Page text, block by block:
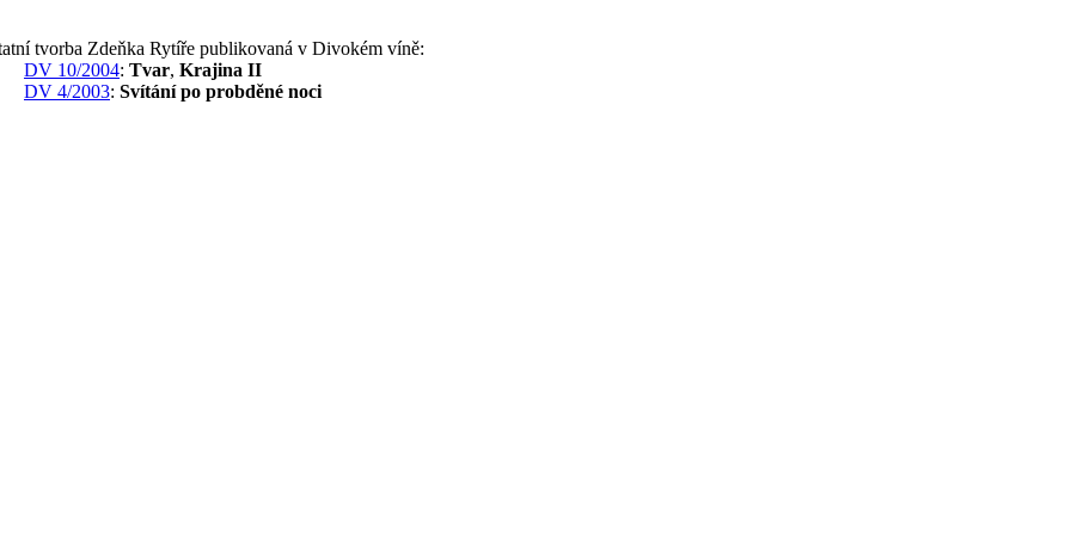
tvorba Zdeňka Rytíře publikovaná v Divokém víně:
DV 10/2004: Tvar, Krajina II
DV 4/2003: Svítání po probděné noci